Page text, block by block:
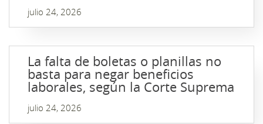
julio 24, 2026
La falta de boletas o planillas no
basta para negar beneficios
laborales, según la Corte Suprema
julio 24, 2026